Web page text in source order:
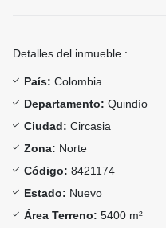
Detalles del inmueble :
País: Colombia
Departamento: Quindío
Ciudad: Circasia
Zona: Norte
Código: 8421174
Estado: Nuevo
Área Terreno: 5400 m²